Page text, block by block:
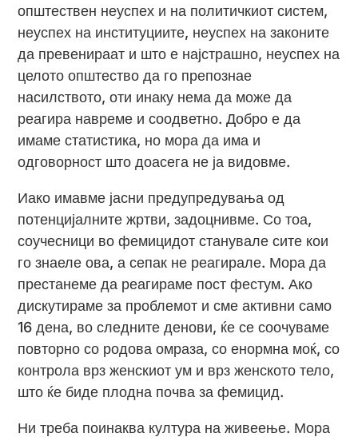
општествен неуспех и на политичкиот систем,
неуспех на институциите, неуспех на законите
да превенираат и што е најстрашно, неуспех на
целото општество да го препознае
насилството, оти инаку нема да може да
реагира навреме и соодветно. Добро е да
имаме статистика, но мора да има и
одговорност што доасега не ја видовме.
Иако имавме јасни предупредувања од
потенцијалните жртви, задоцнивме. Со тоа,
соучесници во фемицидот станувале сите кои
го знаеле ова, а сепак не реагирале. Мора да
престанеме да реагираме пост фестум. Ако
дискутираме за проблемот и сме активни само
16 дена, во следните денови, ќе се соочуваме
повторно со родова омраза, со енормна моќ, со
контрола врз женскиот ум и врз женското тело,
што ќе биде плодна почва за фемицид.
Ни треба поинаква култура на живеење. Мора